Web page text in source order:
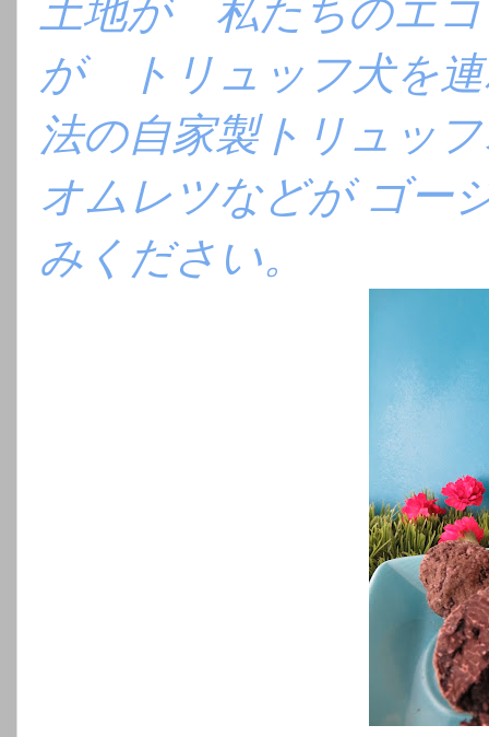
土地が 私たちのエ
が トリュッフ犬を連
法の自家製トリュ
オムレツなどが ゴー
みください。